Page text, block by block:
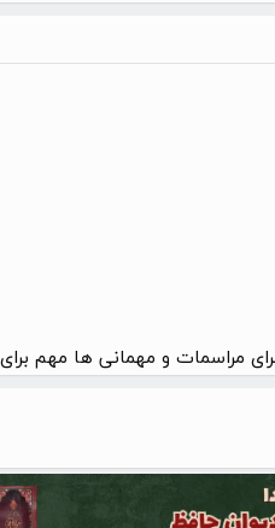
مراسمات و مهمانی ها مهم برای